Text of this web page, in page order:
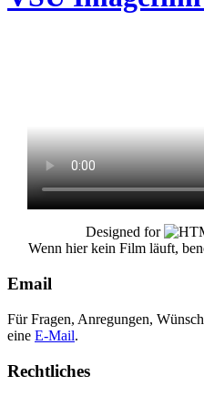
Designed for
Wenn hier kein Film läuft,
Email
Für Fragen, Anregungen,
eine E-Mail.
Rechtliches